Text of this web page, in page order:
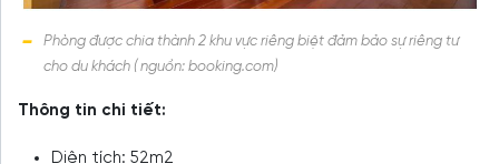
Phòng được chia thành 2 khu vực riêng biệt đảm bảo sự riêng tư
cho du khách ( nguồn: booking.com)
Thông tin chi tiết:
Diện tích: 52m2